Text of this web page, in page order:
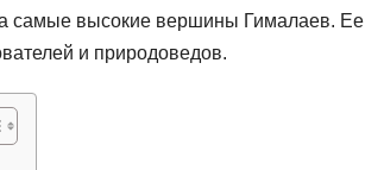
самые высокие вершины Гималаев. Ее
и природоведов.